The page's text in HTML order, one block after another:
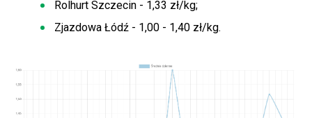
Rolhurt Szczecin - 1,33 zł/kg;
Zjazdowa Łódź - 1,00 - 1,40 zł/kg.